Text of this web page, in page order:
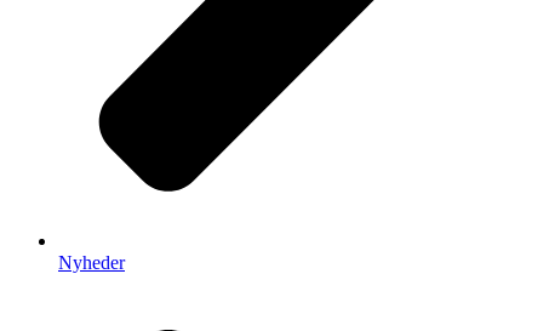
Nyheder